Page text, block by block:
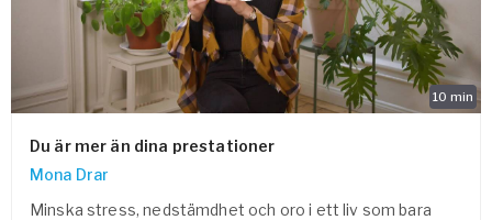
10 min
Du är mer än dina prestationer
Mona Drar
Minska stress, nedstämdhet och oro i ett liv som bara